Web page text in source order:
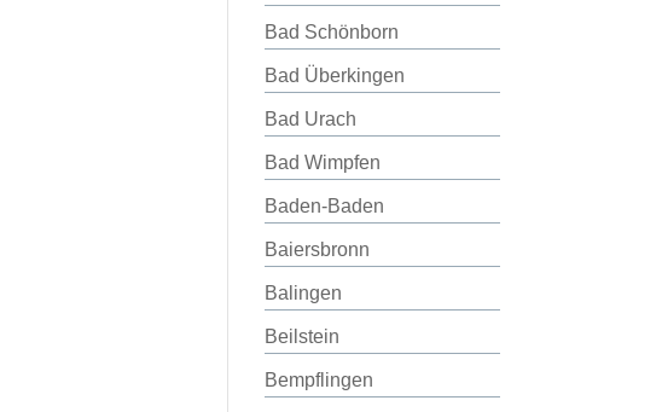
Bad Schönborn
Bad Überkingen
Bad Urach
Bad Wimpfen
Baden-Baden
Baiersbronn
Balingen
Beilstein
Bempflingen